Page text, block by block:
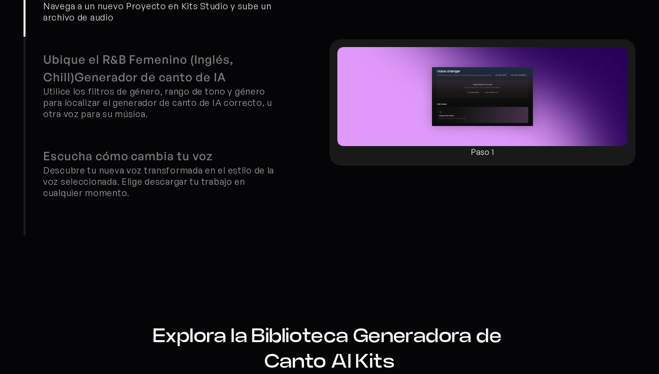
Navega a un nuevo Proyecto en Kits Studio y sube un
archivo de audio
Ubique el R&B Femenino (Inglés,
Chill)Generador de canto de IA
Utilice los filtros de género, rango de tono y género
para localizar el generador de canto de IA correcto, u
otra voz para su música.
Escucha cómo cambia tu voz
Descubre tu nueva voz transformada en el estilo de la
voz seleccionada. Elige descargar tu trabajo en
cualquier momento.
Paso 1
Explora la Biblioteca Generadora de
Canto AI Kits